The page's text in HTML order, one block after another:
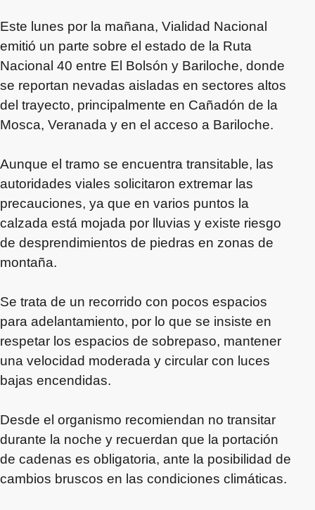
Este lunes por la mañana, Vialidad Nacional
emitió un parte sobre el estado de la Ruta
Nacional 40 entre El Bolsón y Bariloche, donde
se reportan nevadas aisladas en sectores altos
del trayecto, principalmente en Cañadón de la
Mosca, Veranada y en el acceso a Bariloche.
Aunque el tramo se encuentra transitable, las
autoridades viales solicitaron extremar las
precauciones, ya que en varios puntos la
calzada está mojada por lluvias y existe riesgo
de desprendimientos de piedras en zonas de
montaña.
Se trata de un recorrido con pocos espacios
para adelantamiento, por lo que se insiste en
respetar los espacios de sobrepaso, mantener
una velocidad moderada y circular con luces
bajas encendidas.
Desde el organismo recomiendan no transitar
durante la noche y recuerdan que la portación
de cadenas es obligatoria, ante la posibilidad de
cambios bruscos en las condiciones climáticas.